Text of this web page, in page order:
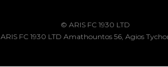
© ARIS FC 1930 LTD
ARIS FC 1930 LTD Amathountos 56, Agios